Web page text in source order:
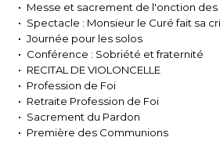
Messe et sacrement de l'onction
Spectacle : Monsieur le Curé fait sa
Journée pour les solos
Conférence : Sobriété et fraternité
RECITAL DE VIOLONCELLE
Profession de Foi
Retraite Profession de Foi
Sacrement du Pardon
Première des Communions